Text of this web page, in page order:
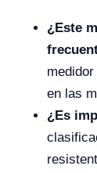
¿Este
en las
¿Es